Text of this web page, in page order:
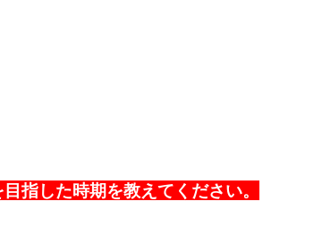
指した時期を教えてください。